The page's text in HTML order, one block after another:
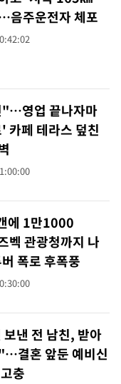
음주운전자 체포
영업 끝나자마
카페 테라스 덮친
에 1만1000
관광청까지 나
폭로 후폭풍
낸 전 남친, 받아
결혼 앞둔 예비신
충